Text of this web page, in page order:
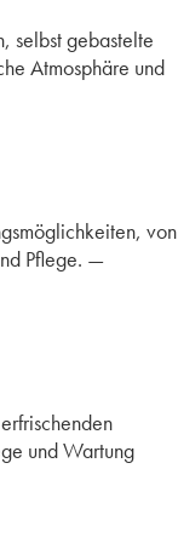
selbst gebastelte
Atmosphäre und
von
Pflege. —
und Wartung